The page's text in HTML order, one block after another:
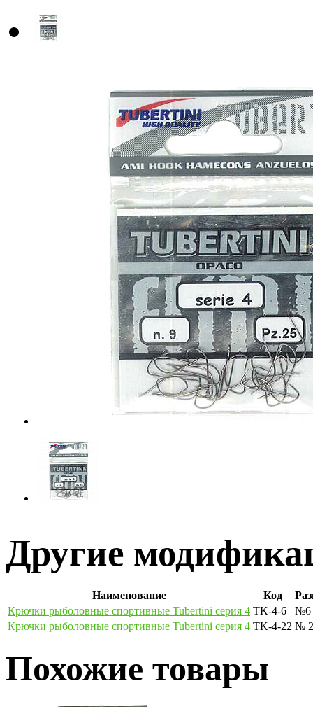
Другие
Наименование Код
Крючки рыболовные спортивные Tubertini серия 4 TK-4-6
№6
Крючки рыболовные спортивные Tubertini серия 4 TK-4-22 №
Похожие товары